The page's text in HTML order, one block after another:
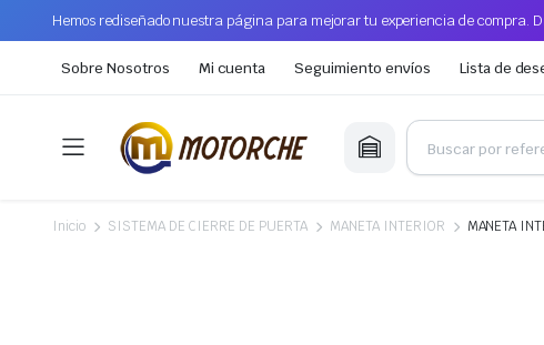
Hemos rediseñado nuestra página para mejorar tu experiencia de compra.
Sobre Nosotros Mi cuenta Seguimiento envíos Lista de
Inicio SISTEMA DE CIERRE DE PUERTA MANETA INTERIOR MANETA